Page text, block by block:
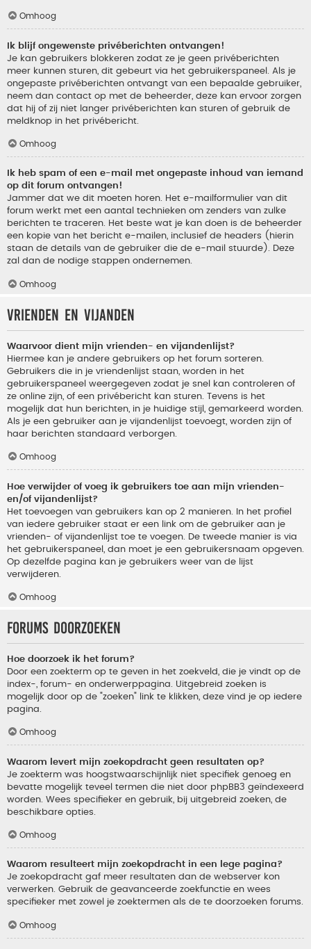
Omhoog
Ik blijf ongewenste privéberichten ontvangen!
Je kan gebruikers blokkeren zodat ze je geen privéberichten
meer kunnen sturen, dit gebeurt via het gebruikerspaneel. Als je
ongepaste privéberichten ontvangt van een bepaalde gebruiker,
neem dan contact op met de beheerder, deze kan ervoor zorgen
dat hij of zij niet langer privéberichten kan sturen of gebruik de
meldknop in het privébericht.
Omhoog
Ik heb spam of een e-mail met ongepaste inhoud van iemand
op dit forum ontvangen!
Jammer dat we dit moeten horen. Het e-mailformulier van dit
forum werkt met een aantal technieken om zenders van zulke
berichten te traceren. Het beste wat je kan doen is de beheerder
een kopie van het bericht e-mailen, inclusief de headers (hierin
staan de details van de gebruiker die de e-mail stuurde). Deze
zal dan de nodige stappen ondernemen.
Omhoog
Vrienden en vijanden
Waarvoor dient mijn vrienden- en vijandenlijst?
Hiermee kan je andere gebruikers op het forum sorteren.
Gebruikers die in je vriendenlijst staan, worden in het
gebruikerspaneel weergegeven zodat je snel kan controleren of
ze online zijn, of een privébericht kan sturen. Tevens is het
mogelijk dat hun berichten, in je huidige stijl, gemarkeerd worden.
Als je een gebruiker aan je vijandenlijst toevoegt, worden zijn of
haar berichten standaard verborgen.
Omhoog
Hoe verwijder of voeg ik gebruikers toe aan mijn vrienden-
en/of vijandenlijst?
Het toevoegen van gebruikers kan op 2 manieren. In het profiel
van iedere gebruiker staat er een link om de gebruiker aan je
vrienden- of vijandenlijst toe te voegen. De tweede manier is via
het gebruikerspaneel, dan moet je een gebruikersnaam opgeven.
Op dezelfde pagina kan je gebruikers weer van de lijst
verwijderen.
Omhoog
Forums doorzoeken
Hoe doorzoek ik het forum?
Door een zoekterm op te geven in het zoekveld, die je vindt op de
index-, forum- en onderwerppagina. Uitgebreid zoeken is
mogelijk door op de "zoeken" link te klikken, deze vind je op iedere
pagina.
Omhoog
Waarom levert mijn zoekopdracht geen resultaten op?
Je zoekterm was hoogstwaarschijnlijk niet specifiek genoeg en
bevatte mogelijk teveel termen die niet door phpBB3 geïndexeerd
worden. Wees specifieker en gebruik, bij uitgebreid zoeken, de
beschikbare opties.
Omhoog
Waarom resulteert mijn zoekopdracht in een lege pagina?
Je zoekopdracht gaf meer resultaten dan de webserver kon
verwerken. Gebruik de geavanceerde zoekfunctie en wees
specifieker met zowel je zoektermen als de te doorzoeken forums.
Omhoog